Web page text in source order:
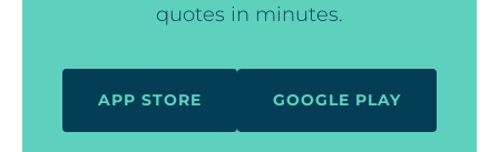
quotes in minutes.
APP STORE GOOGLE PLAY